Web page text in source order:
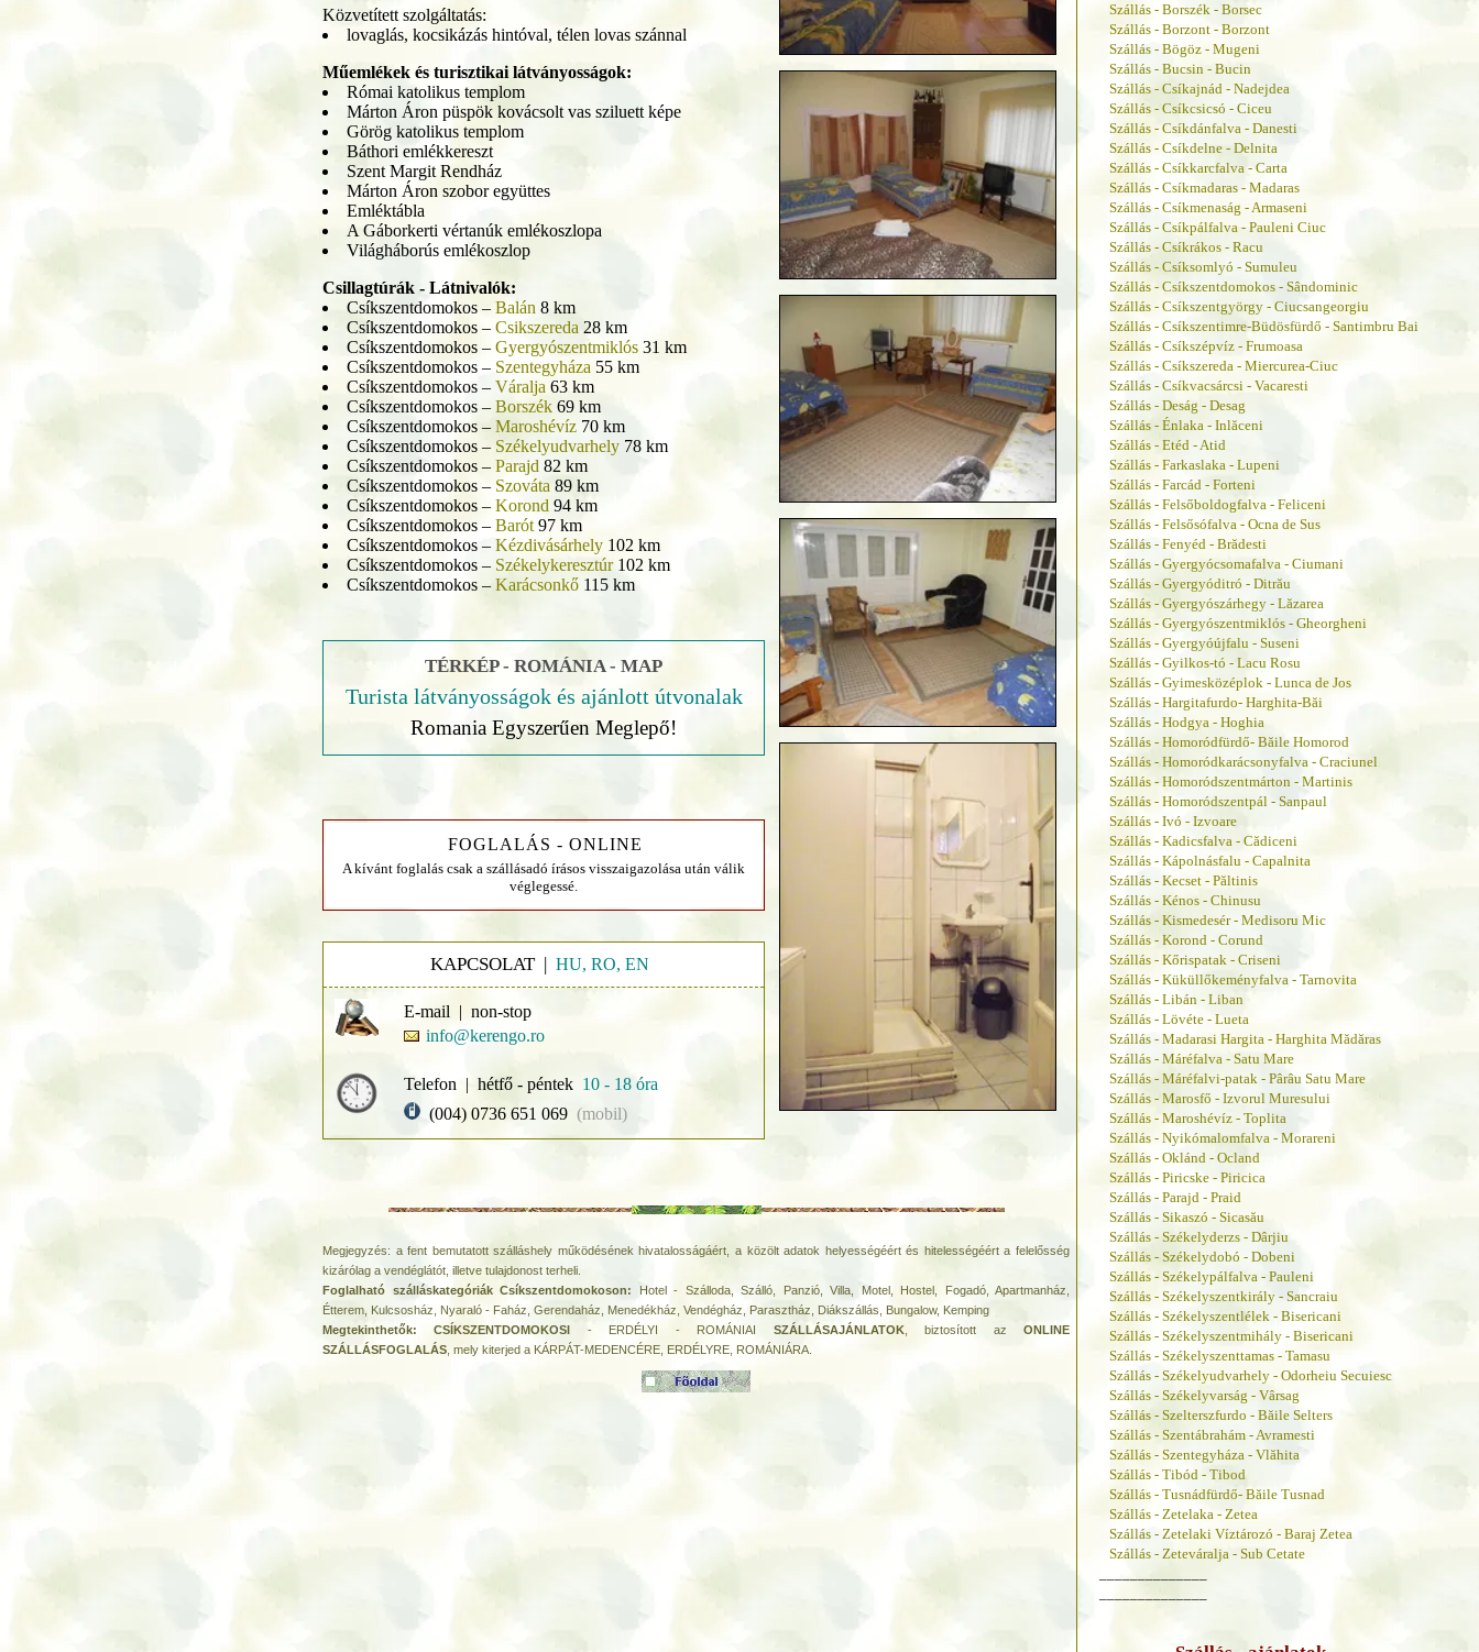
Közvetített szolgáltatás:
lovaglás, kocsikázás hintóval, télen lovas szánnal
Műemlékek és turisztikai látványosságok:
Római katolikus templom
Márton Áron püspök kovácsolt vas sziluett képe
Görög katolikus templom
Báthori emlékkereszt
Szent Margit Rendház
Márton Áron szobor együttes
Emléktábla
A Gáborkerti vértanúk emlékoszlopa
Világháborús emlékoszlop
Csillagtúrák - Látnivalók:
Csíkszentdomokos – Balán 8 km
Csíkszentdomokos – Csikszereda 28 km
Csíkszentdomokos –Gyergyószentmiklós 31 km
Csíkszentdomokos – Szentegyháza 55 km
Csíkszentdomokos – Váralja 63 km
Csíkszentdomokos –Borszék 69 km
Csíkszentdomokos –Maroshévíz 70 km
Csíkszentdomokos – Székelyudvarhely 78 km
Csíkszentdomokos –Parajd 82 km
Csíkszentdomokos – Szováta 89 km
Csíkszentdomokos –Korond 94 km
Csíkszentdomokos – Barót 97 km
Csíkszentdomokos –Kézdivásárhely 102 km
Csíkszentdomokos – Székelykeresztúr102 km
Csíkszentdomokos –Karácsonkő 115 km
TÉRKÉP - ROMÁNIA - MAP
Turista látványosságok és ajánlott útvonalak
Romania Egyszerűen Meglepő!
FOGLALÁS - ONLINE
A kívánt foglalás csak a szállásadó írásos visszaigazolása után válik
véglegessé.
KAPCSOLAT | HU, RO, EN
E-mail | non-stop
info@kerengo.ro
Telefon | hétfő - péntek 10 - 18 óra
(004) 0736 651 069 (mobil)
Megjegyzés: a fent bemutatott szálláshely működésének hivatalosságáért, a közölt adatok helyességéért és hitelességéért a felelősség
kizárólag a vendéglátót, illetve tulajdonost terheli.
Foglalható szálláskategóriák Csíkszentdomokoson: Hotel - Szálloda, Szálló, Panzió, Villa, Motel, Hostel, Fogadó, Apartmanház,
Étterem, Kulcsosház, Nyaraló - Faház, Gerendaház, Menedékház, Vendégház, Parasztház, Diákszállás, Bungalow, Kemping
Megtekinthetők: CSÍKSZENTDOMOKOSI - ERDÉLYI - ROMÁNIAI SZÁLLÁSAJÁNLATOK, biztosított azONLINE
SZÁLLÁSFOGLALÁS , mely kiterjed a KÁRPÁT-MEDENCÉRE, ERDÉLYRE, ROMÁNIÁRA.
Szállás - Borszék - Borsec
Szállás - Borzont - Borzont
Szállás - Bögöz - Mugeni
Szállás - Bucsin - Bucin
Szállás - Csíkajnád - Nadejdea
Szállás - Csíkcsicsó - Ciceu
Szállás - Csíkdánfalva - Danesti
Szállás - Csíkdelne - Delnita
Szállás - Csíkkarcfalva - Carta
Szállás - Csíkmadaras - Madaras
Szállás - Csíkmenaság - Armaseni
Szállás - Csíkpálfalva - Pauleni Ciuc
Szállás - Csíkrákos - Racu
Szállás - Csíksomlyó - Sumuleu
Szállás - Csíkszentdomokos - Sândominic
Szállás - Csíkszentgyörgy - Ciucsangeorgiu
Szállás - Csíkszentimre-Büdösfürdő - Santimbru Bai
Szállás - Csíkszépvíz - Frumoasa
Szállás - Csíkszereda - Miercurea-Ciuc
Szállás - Csíkvacsárcsi - Vacaresti
Szállás - Deság - Desag
Szállás - Énlaka - Inlăceni
Szállás - Etéd - Atid
Szállás - Farkaslaka - Lupeni
Szállás - Farcád - Forteni
Szállás - Felsőboldogfalva - Feliceni
Szállás - Felsősófalva - Ocna de Sus
Szállás - Fenyéd - Brădesti
Szállás - Gyergyócsomafalva - Ciumani
Szállás - Gyergyóditró - Ditrău
Szállás - Gyergyószárhegy - Lăzarea
Szállás - Gyergyószentmiklós - Gheorgheni
Szállás - Gyergyóújfalu - Suseni
Szállás - Gyilkos-tó - Lacu Rosu
Szállás - Gyimesközéplok - Lunca de Jos
Szállás - Hargitafurdo- Harghita-Băi
Szállás - Hodgya - Hoghia
Szállás - Homoródfürdő- Băile Homorod
Szállás - Homoródkarácsonyfalva - Craciunel
Szállás - Homoródszentmárton - Martinis
Szállás - Homoródszentpál - Sanpaul
Szállás - Ivó - Izvoare
Szállás - Kadicsfalva - Cădiceni
Szállás - Kápolnásfalu - Capalnita
Szállás - Kecset - Păltinis
Szállás - Kénos - Chinusu
Szállás - Kismedesér - Medisoru Mic
Szállás - Korond - Corund
Szállás - Kőrispatak - Criseni
Szállás - Küküllőkeményfalva - Tarnovita
Szállás - Libán - Liban
Szállás - Lövéte - Lueta
Szállás - Madarasi Hargita - Harghita Mădăras
Szállás - Máréfalva - Satu Mare
Szállás - Máréfalvi-patak - Pârâu Satu Mare
Szállás - Marosfő - Izvorul Muresului
Szállás - Maroshévíz - Toplita
Szállás - Nyikómalomfalva - Morareni
Szállás - Oklánd - Ocland
Szállás - Piricske - Piricica
Szállás - Parajd - Praid
Szállás - Sikaszó - Sicasău
Szállás - Székelyderzs - Dârjiu
Szállás - Székelydobó - Dobeni
Szállás - Székelypálfalva - Pauleni
Szállás - Székelyszentkirály - Sancraiu
Szállás - Székelyszentlélek - Bisericani
Szállás - Székelyszentmihály - Bisericani
Szállás - Székelyszenttamas - Tamasu
Szállás - Székelyudvarhely - Odorheiu Secuiesc
Szállás - Székelyvarság - Vârsag
Szállás - Szelterszfurdo - Băile Selters
Szállás - Szentábrahám - Avramesti
Szállás - Szentegyháza - Vlăhita
Szállás - Tibód - Tibod
Szállás - Tusnádfürdő- Băile Tusnad
Szállás - Zetelaka - Zetea
Szállás - Zetelaki Víztározó - Baraj Zetea
Szállás - Zeteváralja - Sub Cetate